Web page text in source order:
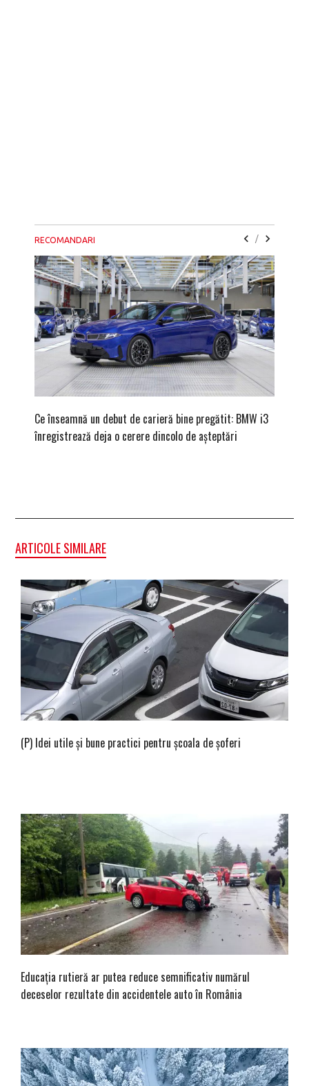
RECOMANDARI /
Ce înseamnă un debut de carieră bine pregătit: BMW i3
înregistrează deja o cerere dincolo de așteptări
ARTICOLE SIMILARE
(P) Idei utile și bune practici pentru școala de șoferi
Educația rutieră ar putea reduce semnificativ numărul
deceselor rezultate din accidentele auto în România